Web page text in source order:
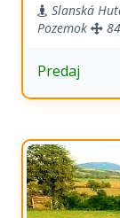
Slanská
Pozemok
Predaj